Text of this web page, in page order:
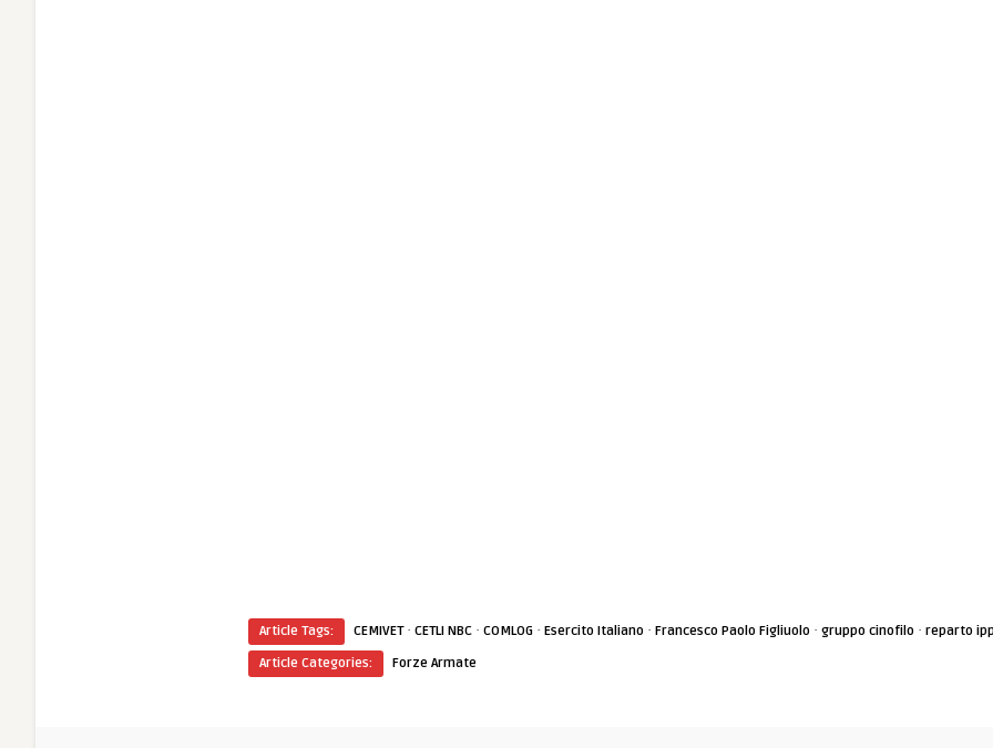
Article Tags: CEMIVET· CETLI NBC · COMLOG · Esercito Italiano · Francesco Paolo Figliuolo · gruppo cinofilo · reparto
Article Categories:
Forze Armate